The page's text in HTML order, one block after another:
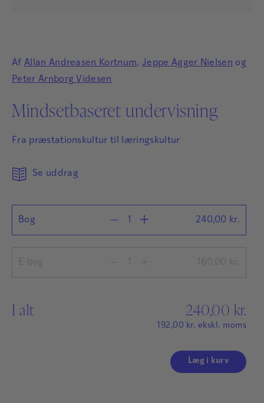
Af Allan Andreasen Kortnum, Jeppe Agger Nielsen og
Peter Arnborg Videsen
Mindsetbaseret undervisning
Fra præstationskultur til læringskultur
Se uddrag
Bog 240,00 kr.
I alt 240,00 kr.
192,00 kr. ekskl. moms
Læg i kurv